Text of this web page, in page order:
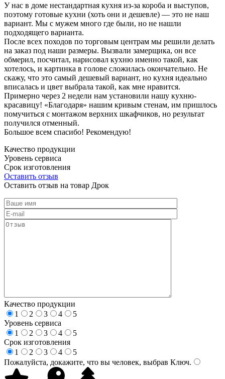
У нас в доме нестандартная кухня из-за короба и выступов,
поэтому готовые кухни (хоть они и дешевле) — это не наш
вариант. Мы с мужем много где были, но не нашли
подходящего варианта.
После всех походов по торговым центрам мы решили делать
на заказ под наши размеры. Вызвали замерщика, он все
обмерил, посчитал, нарисовал кухню именно такой, как
хотелось, и картинка в голове сложилась окончательно. Не
скажу, что это самый дешевый вариант, но кухня идеально
вписалась и цвет выбрала такой, как мне нравится.
Примерно через 2 недели нам установили нашу кухню-
красавицу! «Благодаря» нашим кривым стенам, им пришлось
помучиться с монтажом верхних шкафчиков, но результат
получился отменный.
Большое всем спасибо! Рекомендую!
Качество продукции
Уровень сервиса
Срок изготовления
Оставить отзыв
Оставить отзыв на товар Дрок
Качество продукции
1
2 3 4
5
Уровень сервиса
1
2 3 4
5
Срок изготовления
1
2 3 4
5
Пожалуйста, докажите, что вы человек, выбрав Ключ.